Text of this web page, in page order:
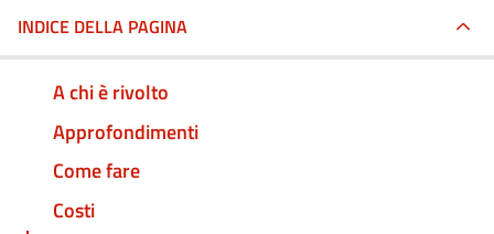
INDICE DELLA PAGINA
A chi è rivolto
Approfondimenti
Come fare
Costi